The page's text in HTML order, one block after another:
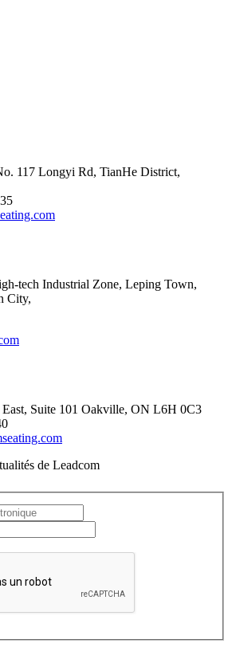
117 Longyi Rd, TianHe District,
tech Industrial Zone, Leping Town,
City,
Suite 101 Oakville, ON L6H 0C3
de Leadcom